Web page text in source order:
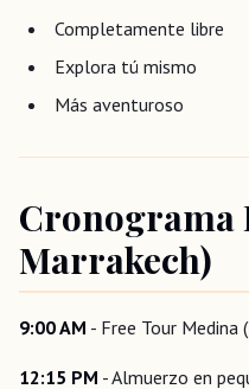
Completamente libre
Explora tú mismo
Más aventuroso
Cronograma
Marrakech)
9:00 AM - Free Tour Medina
12:15 PM - Almuerzo en